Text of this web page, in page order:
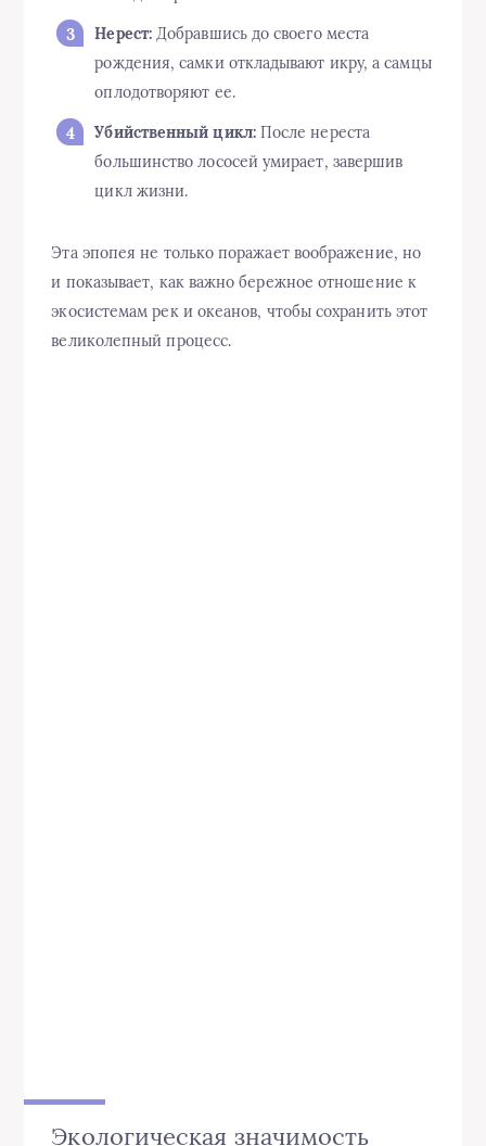
Нерест:Добравшись до своего места
рождения, самки откладывают икру, а самцы
оплодотворяют ее.
Убийственный цикл:После нереста
большинство лососей умирает, завершив
цикл жизни.
Эта эпопея не только поражает воображение, но
и показывает, как важно бережное отношение к
экосистемам рек и океанов, чтобы сохранить этот
великолепный процесс.
Экологическая значимость